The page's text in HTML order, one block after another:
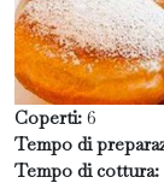
Coperti: 6
Tempo di
Tempo di cottura: